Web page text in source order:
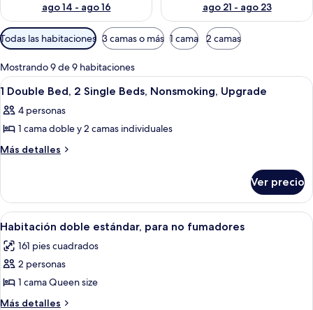
ago 14 - ago 16
ago 21 - ago 23
Filtros
disponibles
para
las
habitaciones
Todas las habitaciones 3 camas o más 1 cama 2 camas
Mostrando 9 de 9 habitaciones
Abrir
todas
las
fotos
de
Bed,
2
Single
Beds,
Nonsmoking,
Upgrade
Habitación de hotel con dos camas,
8
1 Double Bed, 2 Single Beds, Nonsmoking, Upgrade
4 personas
1 cama doble y 2 camas individuales
Más detalles
Más
Double
Bed,
2
Beds,
Nonsmoking,
Ver precio
Abrir
todas
las
fotos
de
Habitación
Habitación de hotel con una cama
7
Habitación doble estándar, para no fumadores
161 pies cuadrados
2 personas
1 cama Queen size
Más detalles
Más